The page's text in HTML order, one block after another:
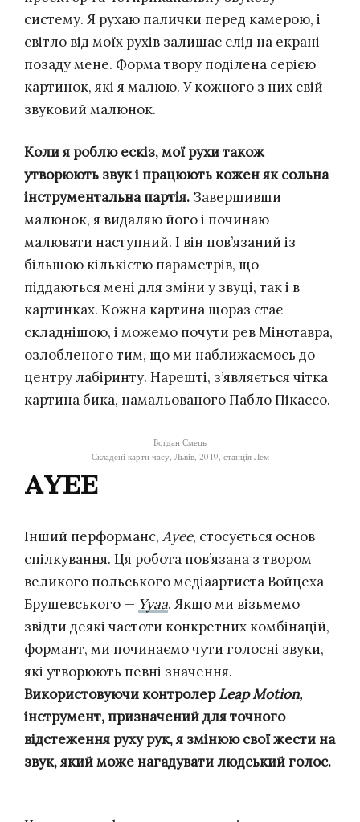
систему. Я рухаю палички перед камерою, і
світло від моїх рухів залишає слід на екрані
позаду мене. Форма твору поділена серією
картинок, які я малюю. У кожного з них свій
звуковий малюнок.
Коли я роблю ескіз, мої рухи також
утворюють звук і працюють кожен як сольна
інструментальна партія. Завершивши
малюнок, я видаляю його і починаю
малювати наступний. І він пов’язаний із
більшою кількістю параметрів, що
піддаються мені для зміни у звуці, так і в
картинках. Кожна картина щораз стає
складнішою, і можемо почути рев Мінотавра,
озлобленого тим, що ми наближаємось до
центру лабіринту. Нарешті, з’являється чітка
картина бика, намальованого Пабло Пікассо.
Богдан Ємець
Складені карти часу, Львів, 2019, станція Лем
AYEE
Інший перформанс, Ayee, стосується основ
спілкування. Ця робота пов’язана з твором
великого польського медіаартиста Войцеха
Брушевського — Yyaa. Якщо ми візьмемо
звідти деякі частоти конкретних комбінацій,
формант, ми починаємо чути голосні звуки,
які утворюють певні значення.
Використовуючи контролерLeap Motion,
інструмент, призначений для точного
відстеження руху рук, я змінюю свої жести на
звук, який може нагадувати людський голос.